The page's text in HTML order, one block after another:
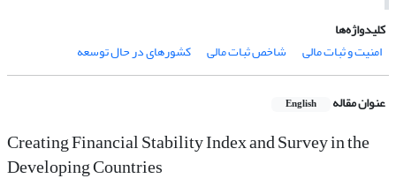
کلیدواژه‌ها
امنیت و ثبات مالی
شاخص ثبات مالی کشورهای در حال توسعه
عنوان مقاله English
Creating Financial Stability Index and Survey in the
Developing Countries